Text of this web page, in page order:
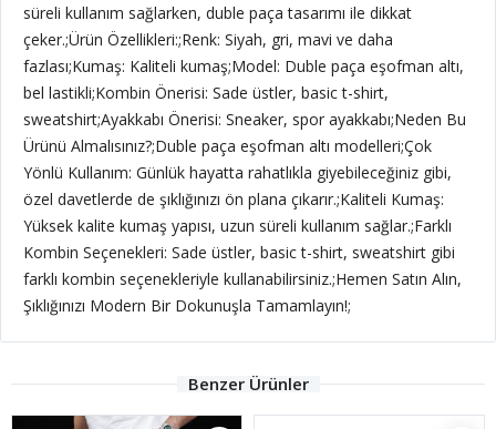
süreli kullanım sağlarken, duble paça tasarımı ile dikkat
çeker.;Ürün Özellikleri:;Renk: Siyah, gri, mavi ve daha
fazlası;Kumaş: Kaliteli kumaş;Model: Duble paça eşofman altı,
bel lastikli;Kombin Önerisi: Sade üstler, basic t-shirt,
sweatshirt;Ayakkabı Önerisi: Sneaker, spor ayakkabı;Neden Bu
Ürünü Almalısınız?;Duble paça eşofman altı modelleri;Çok
Yönlü Kullanım: Günlük hayatta rahatlıkla giyebileceğiniz gibi,
özel davetlerde de şıklığınızı ön plana çıkarır.;Kaliteli Kumaş:
Yüksek kalite kumaş yapısı, uzun süreli kullanım sağlar.;Farklı
Kombin Seçenekleri: Sade üstler, basic t-shirt, sweatshirt gibi
farklı kombin seçenekleriyle kullanabilirsiniz.;Hemen Satın Alın,
Şıklığınızı Modern Bir Dokunuşla Tamamlayın!;
Benzer Ürünler